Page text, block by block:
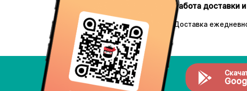
Работа доставки
Доставка